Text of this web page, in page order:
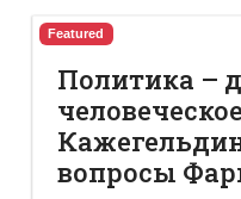
Featured
Политика –
вопросы